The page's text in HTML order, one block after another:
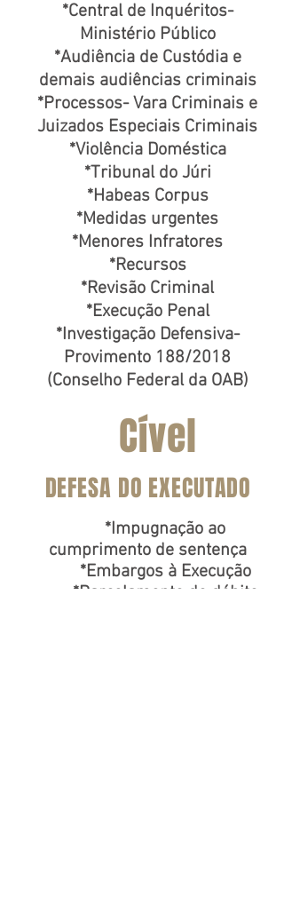
*Central de Inquéritos-
Ministério Público
*Audiência de Custódia e
demais audiências criminais
*Processos- Vara Criminais e
Juizados Especiais Criminais
*Violência Doméstica
*Tribunal do Júri
*Habeas Corpus
*Medidas urgentes
*Menores Infratores
*Recursos
*Revisão Criminal
*Execução Penal
*Investigação Defensiva-
Provimento 188/2018
(Conselho Federal da OAB)
Cível
DEFESA DO EXECUTADO
*Impugnação ao
cumprimento de sentença
*Embargos à Execução
*Parcelamento do débito